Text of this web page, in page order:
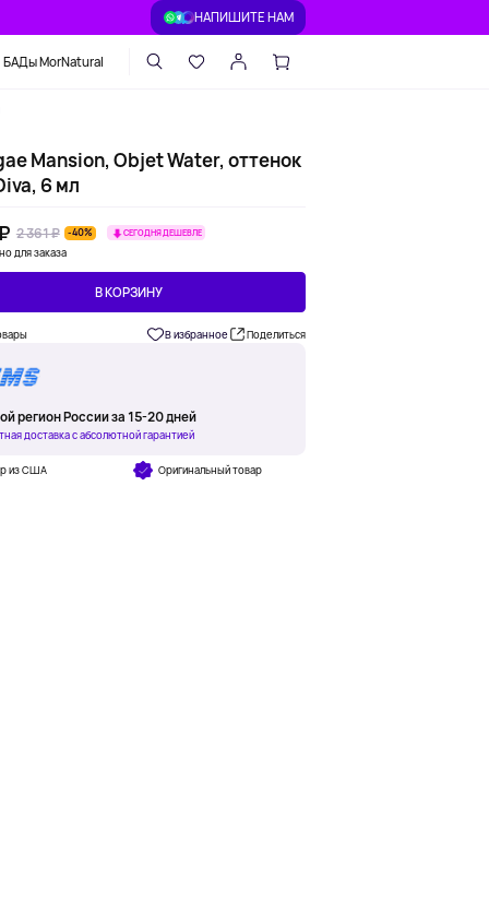
НАПИШИТЕ НАМ
БАДы MorNatural
Mansion, Objet Water, оттенок
6 мл
2 361 ₽ -40% СЕГОДНЯ ДЕШЕВЛЕ
для заказа
В КОРЗИНУ
В избранное Поделиться
регион России за 15-20 дней
доставка с абсолютной гарантией
из США Оригинальный товар